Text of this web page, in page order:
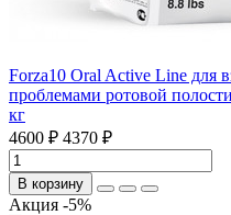
Forza10 Oral Active Line для
проблемами ротовой
кг
4600 ₽ 4370 ₽
В корзину
Акция -5%